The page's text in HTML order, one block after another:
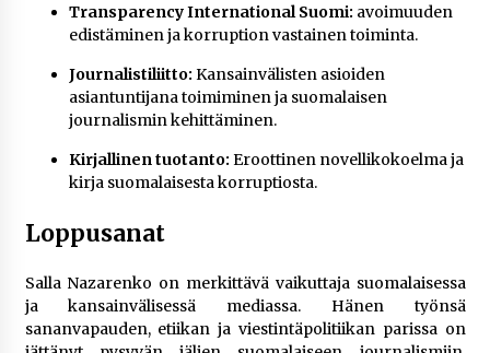
Transparency International Suomi: avoimuuden
edistäminen ja korruption vastainen toiminta.
Journalistiliitto: Kansainvälisten asioiden
asiantuntijana toimiminen ja suomalaisen
journalismin kehittäminen.
Kirjallinen tuotanto: Eroottinen novellikokoelma ja
kirja suomalaisesta korruptiosta.
Loppusanat
Salla Nazarenko on merkittävä vaikuttaja suomalaisessa
ja kansainvälisessä mediassa. Hänen työnsä
sananvapauden, etiikan ja viestintäpolitiikan parissa on